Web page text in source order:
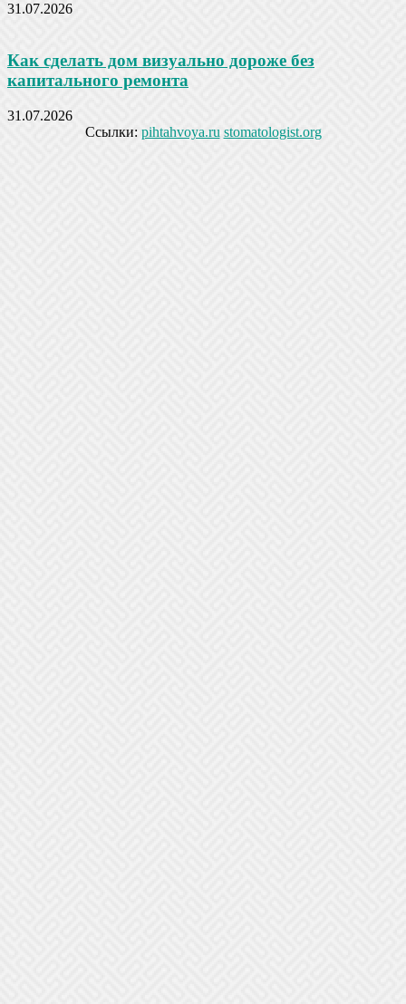
31.07.2026
Как сделать дом визуально дороже без
капитального ремонта
31.07.2026
Ссылки: pihtahvoya.ru stomatologist.org